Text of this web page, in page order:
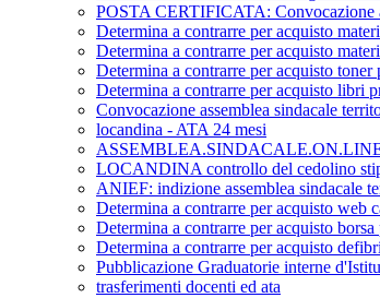
POSTA CERTIFICATA: Convocazione
Determina a contrarre per acquisto
Determina a contrarre per acquisto
Determina a contrarre per acquisto
Determina a contrarre per acquisto libri
Convocazione assemblea sindacale
locandina - ATA 24 mesi
LOCANDINA controllo del cedolino
ANIEF: indizione assemblea sindacale
Determina a contrarre per acquisto web
Determina a contrarre per acquisto borsa
Determina a contrarre per acquisto
Pubblicazione Graduatorie interne
trasferimenti docenti ed ata